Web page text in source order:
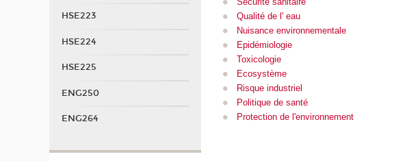
Qualité de l' eau
Nuisance environnementale
Epidémiologie
Toxicologie
Ecosystème
Risque industriel
Politique de santé
Protection de l'environnement
HSE223
HSE224
HSE225
ENG250
ENG264